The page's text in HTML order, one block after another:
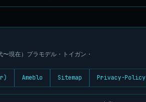
現在）プラモデル・トイガン・
Ameblo Sitemap Privacy-Policy